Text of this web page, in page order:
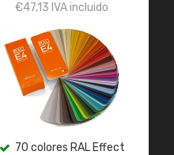
€47,13 IVA incluido
70 colores RAL Effect